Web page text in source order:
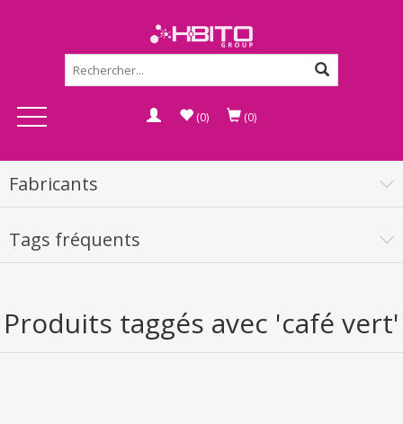
(0) (0)
Fabricants
Tags fréquents
Produits taggés avec 'café vert'